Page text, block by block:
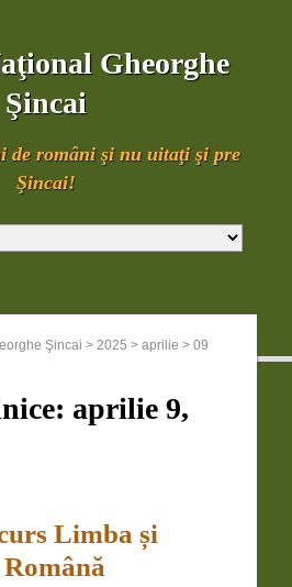
Gheorghe
Şincai
de români şi nu uitaţi şi pre
Şincai!
Şincai >2025 >aprilie >09
aprilie 9,
Limba și